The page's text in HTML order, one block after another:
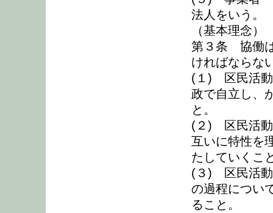
法人をいう。
（基本理念）
第３条 協働
ければならな
(１) 区民活動
政で自立し、
と。
(２) 区民活動
互いに特性を
たしていくこ
(３) 区民活動
の過程につい
ること。